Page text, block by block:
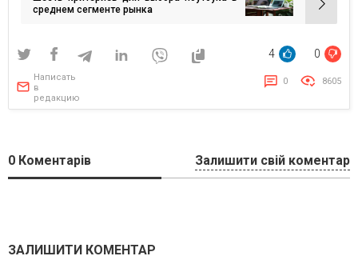
среднем сегменте рынка
4 0
Написать
в
редакцию
0 8605
0 Коментарів Залишити свій коментар
ЗАЛИШИТИ КОМЕНТАР